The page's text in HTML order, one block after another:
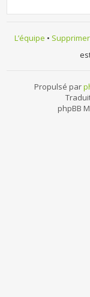
L’équipe •
Propulsé par
phpBB